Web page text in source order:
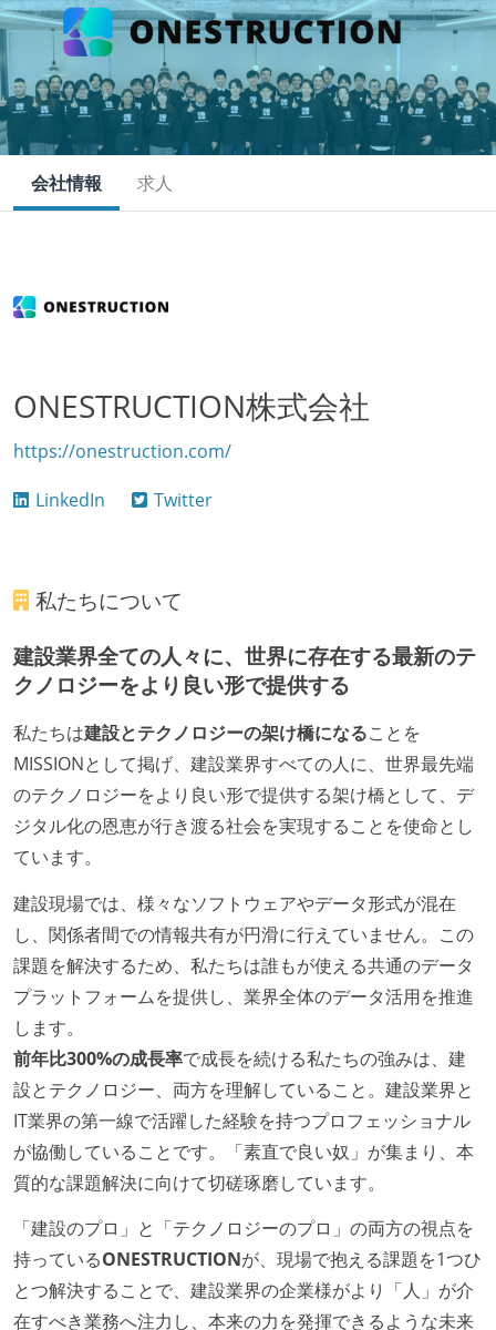
会社情報 求人
ONESTRUCTION株式会社
https://onestruction.com/
LinkedIn
Twitter
私たちについて
建設業界全ての人々に、世界に存在する最新のテ
クノロジーをより良い形で提供する
私たちは建設とテクノロジーの架け橋になることを
MISSIONとして掲げ、建設業界すべての人に、世界最先端
のテクノロジーをより良い形で提供する架け橋として、デ
ジタル化の恩恵が行き渡る社会を実現することを使命とし
ています。
建設現場では、様々なソフトウェアやデータ形式が混在
し、関係者間での情報共有が円滑に行えていません。この
課題を解決するため、私たちは誰もが使える共通のデータ
プラットフォームを提供し、業界全体のデータ活用を推進
します。
前年比300%の成長率で成長を続ける私たちの強みは、建
設とテクノロジー、両方を理解していること。建設業界と
IT業界の第一線で活躍した経験を持つプロフェッショナル
が協働していることです。「素直で良い奴」が集まり、本
質的な課題解決に向けて切磋琢磨しています。
「建設のプロ」と「テクノロジーのプロ」の両方の視点を
持っているONESTRUCTIONが、現場で抱える課題を1つひ
とつ解決することで、建設業界の企業様がより「人」が介
在すべき業務へ注力し、本来の力を発揮できるような未来